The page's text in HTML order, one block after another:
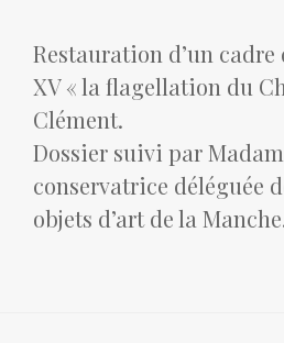
Restauration d’un cadre
XV « la flagellation du
Clément.
Dossier suivi par
conservatrice déléguée
objets d’art de la